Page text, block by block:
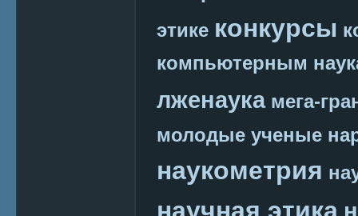
этике конкурсы
компьютерным
лженаука мега-
молодые ученые
наукометрия
научная этика